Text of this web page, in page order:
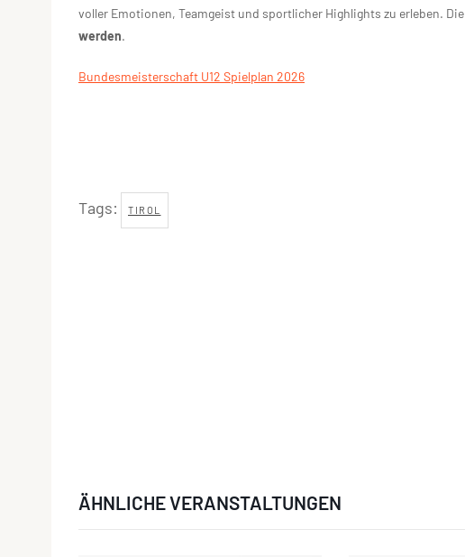
voller Emotionen, Teamgeist und sportlicher Highlights zu erleben. Die
werden.
Bundesmeisterschaft U12 Spielplan 2026
Tags: TIROL
ÄHNLICHE VERANSTALTUNGEN